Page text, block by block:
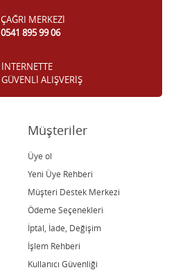
ÇAĞRI MERKEZİ
0541 895 99 06
İNTERNETTE
GÜVENLİ ALIŞVERİŞ
Müşteriler
Üye ol
Yeni Üye Rehberi
Müşteri Destek Merkezi
Ödeme Seçenekleri
İptal, İade, Değişim
İşlem Rehberi
Kullanıcı Güvenliği